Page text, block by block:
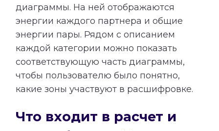
диаграммы. На ней отображаются
энергии каждого партнера и общие
энергии пары. Рядом с описанием
каждой категории можно показать
соответствующую часть диаграммы,
чтобы пользователю было понятно,
какие зоны участвуют в расшифровке.
Что входит в расчет и